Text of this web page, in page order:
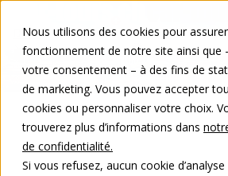
Nous utilisons des cookies pour
fonctionnement de notre site ainsi que
votre consentement – à des fins de
de marketing. Vous pouvez accepter
cookies ou personnaliser votre choix.
trouverez plus d’informations dans
de confidentialité.
Si vous refusez, aucun cookie
DEFR
Open menu